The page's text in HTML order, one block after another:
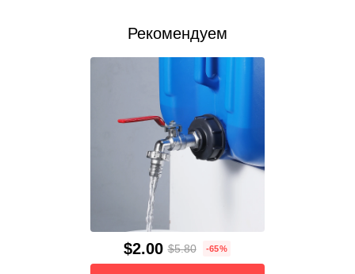
Рекомендуем
$2.00 $5.80 -65%